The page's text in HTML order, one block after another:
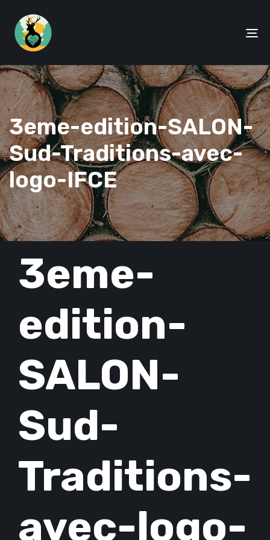
3eme-edition-SALON-
Sud-Traditions-avec-
logo-IFCE
IN:
3eme-
edition-
SALON-
Sud-
Traditions-
avec-logo-